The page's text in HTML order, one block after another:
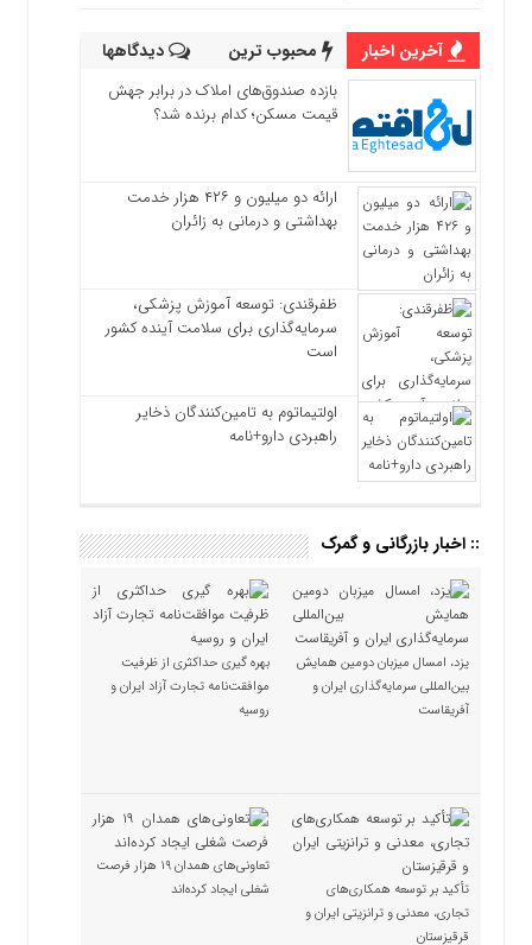
آخرین اخبار محبوب ترین دیدگاهها
بازده صندوق‌های املاک در برابر جهش
قیمت مسکن؛ کدام برنده شد؟
ارائه دو میلیون و ۴۲۶ هزار خدمت
بهداشتی و درمانی به زائران
ظفرقندی: توسعه آموزش پزشکی،
سرمایه‌گذاری برای سلامت آینده کشور
است
اولتیماتوم به تامین‌کنندگان ذخایر
راهبردی دارو+نامه
:: اخبار بازرگانی و گمرک
یزد، امسال میزبان دومین همایش
بین‌المللی سرمایه‌گذاری ایران و
آفریقاست
بهره گیری حداکثری از ظرفیت
موافقت‌نامه تجارت آزاد ایران و
روسیه
تأکید بر توسعه همکاری‌های
تجاری، معدنی و ترانزیتی ایران و
قرقیزستان
تعاونی‌های همدان ۱۹ هزار فرصت
شغلی ایجاد کرده‌اند